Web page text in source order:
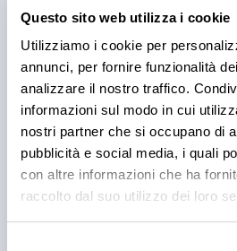
Questo sito web utilizza i cookie
Utilizziamo i cookie per
annunci, per fornire funzionalità
analizzare il nostro traffico.
informazioni sul modo in cui
nostri partner che si occupano di
pubblicità e social media, i quali
con altre informazioni che ha
raccolto dal suo utilizzo dei loro
PRODOTTI
Cantina Valle
responsabilità e
territorio
Cantina Valle Isarco è sinonimo
bianchi di questa cantina sono